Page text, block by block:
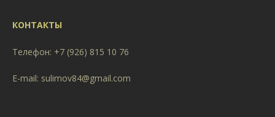
КОНТАКТЫ
Телефон: +7 (926) 815 10 76
E-mail: sulimov84@gmail.com